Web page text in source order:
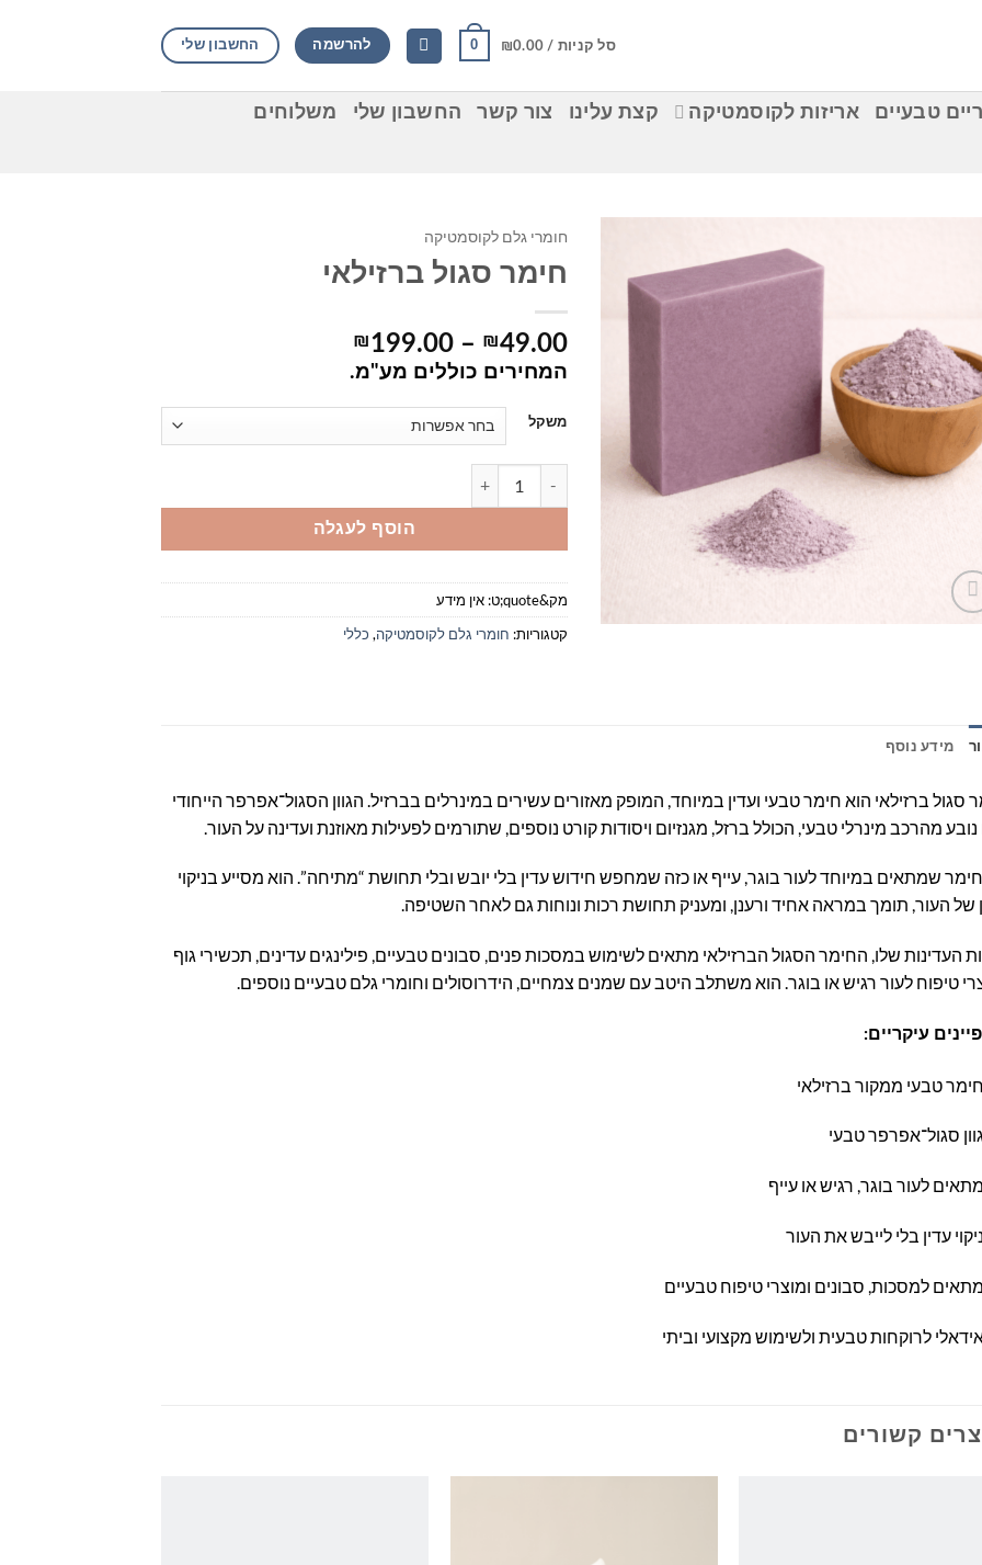
סל קניות / ₪0.00
0 להרשמה החשבון שלי
טבעיים אריזות לקוסמטיקה קצת עלינו צור קשר החשבון שלי משלוחים
חומרי גלם לקוסמטיקה
חימר סגול ברזילאי
₪49.00
–
₪199.00
מחירים:
⁦₪199.00⁩
המחירים כוללים מע"מ.
משקל
הוסף לעגלה
מק&quote;ט:
אין מידע
קטגוריות: חומרי גלם לקוסמטיקה, כללי
מידע נוסף
סגול ברזילאי הוא חימר טבעי ועדין במיוחד, המופק מאזורים עשירים במינרלים בברזיל. הגוון הסגול־אפרפר הייחודי
נובע מהרכב מינרלי טבעי, הכולל ברזל, מגנזיום ויסודות קורט נוספים, שתורמים לפעילות מאוזנת ועדינה על העור.
חימר שמתאים במיוחד לעור בוגר, עייף או כזה שמחפש חידוש עדין בלי יובש ובלי תחושת “מתיחה”. הוא מסייע בניקוי
של העור, תומך במראה אחיד ורענן, ומעניק תחושת רכות ונוחות גם לאחר השטיפה.
העדינות שלו, החימר הסגול הברזילאי מתאים לשימוש במסכות פנים, סבונים טבעיים, פילינגים עדינים, תכשירי גוף
טיפוח לעור רגיש או בוגר. הוא משתלב היטב עם שמנים צמחיים, הידרוסולים וחומרי גלם טבעיים נוספים.
עיקריים:
חימר טבעי ממקור ברזילאי
גוון סגול־אפרפר טבעי
מתאים לעור בוגר, רגיש או עייף
ניקוי עדין בלי לייבש את העור
מתאים למסכות, סבונים ומוצרי טיפוח טבעיים
לרוקחות טבעית ולשימוש מקצועי וביתי
קשורים